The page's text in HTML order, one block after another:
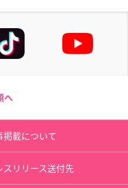
へ
掲載について
スリリース送付先